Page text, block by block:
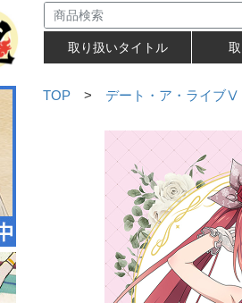
取り扱いタイトル
TOP > デート・ア・ライブⅤ